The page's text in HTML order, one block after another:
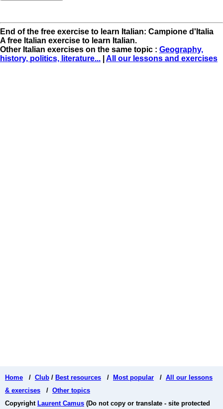
End of the free exercise to learn Italian: Campione d'Italia
A free Italian exercise to learn Italian.
Other Italian exercises on the same topic : Geography,
history, politics, literature...
All our lessons and exercises
Home / Club / Best resources / Most popular / All our lessons
& exercises / Other topics
Copyright Laurent Camus (Do not copy or translate - site protected